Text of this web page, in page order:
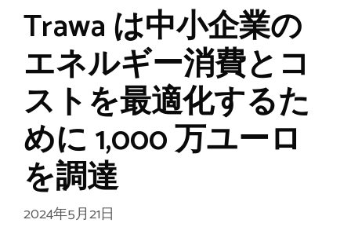
Trawa は中小企業の
エネルギー消費とコ
ストを最適化するた
めに 1,000 万ユーロ
を調達
2024年5月21日